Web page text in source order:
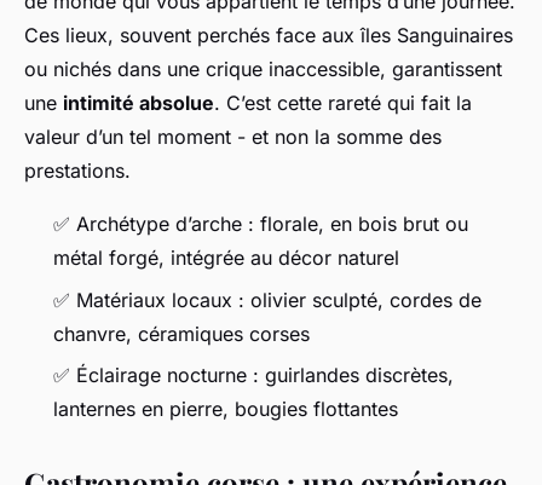
Ces lieux, souvent perchés face aux îles Sanguinaires
ou nichés dans une crique inaccessible, garantissent
une intimité absolue. C’est cette rareté qui fait la
valeur d’un tel moment - et non la somme des
prestations.
✅ Archétype d’arche : florale, en bois brut ou
métal forgé, intégrée au décor naturel
✅ Matériaux locaux : olivier sculpté, cordes de
chanvre, céramiques corses
✅ Éclairage nocturne : guirlandes discrètes,
lanternes en pierre, bougies flottantes